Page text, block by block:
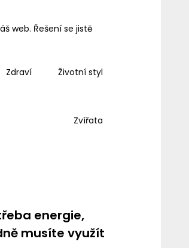
web. Řešení se jistě
Zdraví Životní styl
Zvířata
energie,
musíte využít